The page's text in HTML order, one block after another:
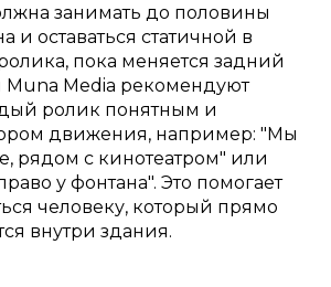
занимать до половины
и оставаться статичной в
пока меняется задний
Muna Media рекомендуют
ролик понятным и
движения, например: "Мы
рядом с кинотеатром" или
у фонтана". Это помогает
человеку, который прямо
внутри здания.